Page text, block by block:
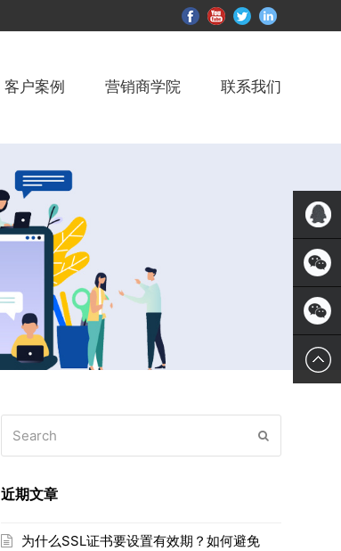
客户案例 营销商学院 联系我们
近期文章
为什么SSL证书要设置有效期？如何避免
QQ客服